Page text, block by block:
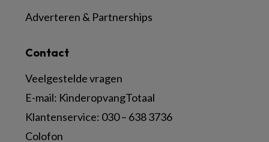
Contact
Veelgestelde vragen
E-mail: KinderopvangTotaal
Klantenservice: 030 – 638 3736
Colofon
Adverteren & Partnerships